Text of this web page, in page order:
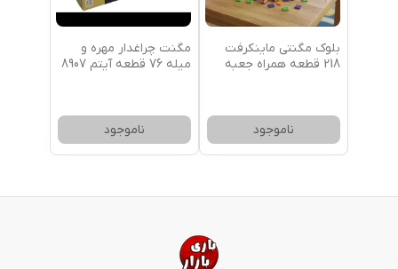
بلوک مگنتی ماینکرفت
218 قطعه همراه جعبه
ناموجود
مگنت چراغدار مهره و
میله 76 قطعه آیتم 8907
ناموجود